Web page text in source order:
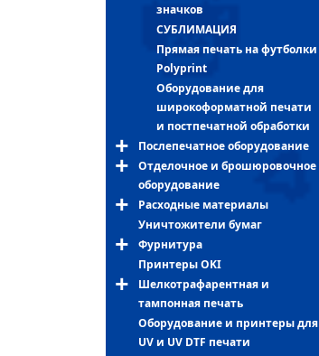
значков
СУБЛИМАЦИЯ
Прямая печать на футболки
Polyprint
Оборудование для
широкоформатной печати
и постпечатной обработки
Послепечатное оборудование
Отделочное и брошюровочное
оборудование
Расходные материалы
Уничтожители бумаг
Фурнитура
Принтеры OKI
Шелкотрафарентная и
тампонная печать
Оборудование и принтеры для
UV и UV DTF печати